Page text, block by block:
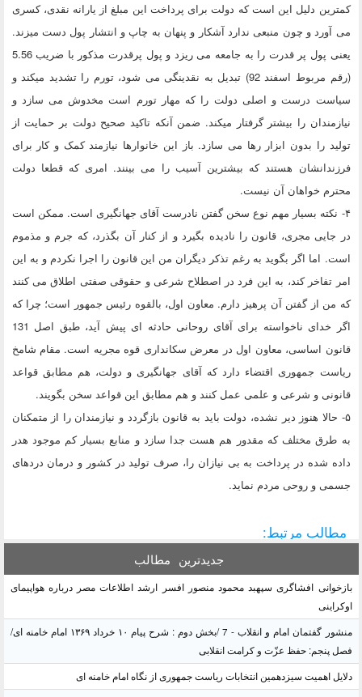
کمترین دلیل این است که دولت برای پرداخت این مبلغ از یارانه نقدی، کسری
می آورد و چون منبعی ندارد آشکار و پنهان به چاپ و انتشار پول دست میزند.
یعنی پول پر قدرت را به جامعه می ریزد و پول پرقدرت مذکور با ضریب 5.56
(رقم مربوط اسفند 92) تبدیل به نقدینگی می شود، تورم را تشدید میکند و
سیاست درست و اصلی دولت را که مهار تورم است مخدوش می سازد و
نیازمندان را بیشتر گرفتار میکند. ضمن آنکه تاکید صحیح دولت بر حمایت از
تولید را بدون ابزار رها می سازد. باز این خانوارها نیازمند کمک و کار برای
فرزندانشان هستند که بیشترین آسیب را می بینند. امری که قطعا دولت
محترم خواهان آن نیست.
۴- نکته بسیار مهم نوع سخن گفتن نادرست آقای جهانگیری است. ممکن است
در جایی مجری، قانون را نادیده بگیرد و از کنار آن بگذرد، که جرم و مذموم
است. اما اگر بگوید به رغم تذکر دیگران من این قانون را اجرا نکردم و به این
امر تفاخر کند، به این فرد در اصطلاح شرعی و حقوقی صفتی اطلاق می کنند
که من از گفتن آن پرهیز دارم. معاون اول، بالقوه رئیس جمهور است؛ چرا که
اگر خدای ناخواسته برای آقای روحانی حادثه ای پیش آید، طبق اصل 131
قانون اساسی، معاون اول در معرض سکانداری قوه مجریه است. مقام شامخ
ریاست جمهوری اقتضاء دارد که آقای جهانگیری و دولت، هم مطابق قواعد
قانونی و شرعی و علمی عمل کنند و هم مطابق این قواعد سخن بگویند.
۵- حالا هنوز دیر نشده، دولت باید به قانون بازگردد و نیازمندان را از متمکنان
به طرق مختلف که مقدور هم هست جدا سازد و منابع بسیار کم موجود هدر
داده شده در پرداخت به بی نیازان را، صرف تولید در کشور و درمان دردهای
جسمی و روحی مردم نماید.
مطالب مرتبط:
جدیدترین مطالب
بازخوانی افشاگری سپهبد محمود منصور افسر ارشد اطلاعات مصر درباره هواپیمای
اوکراینی
منشور گفتمان امام و انقلاب - 7 /بخش دوم : شرح پیام ۱۰ خرداد ۱۳۶۹ امام خامنه ای/
فصل پنجم: حفظ عزّت و کرامت انقلابی
دلایل اهمیت سیزدهمین انتخابات ریاست جمهوری از نگاه امام خامنه ای